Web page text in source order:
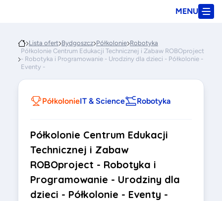
MENU
Lista ofert Bydgoszcz Półkolonie Robotyka
Półkolonie Centrum Edukacji Technicznej i Zabaw ROBOproject
- Robotyka i Programowanie - Urodziny dla dzieci - Półkolonie -
Eventy -
PółkolonieIT & Science Robotyka
Półkolonie Centrum Edukacji
Technicznej i Zabaw
ROBOproject - Robotyka i
Programowanie - Urodziny dla
dzieci - Półkolonie - Eventy -